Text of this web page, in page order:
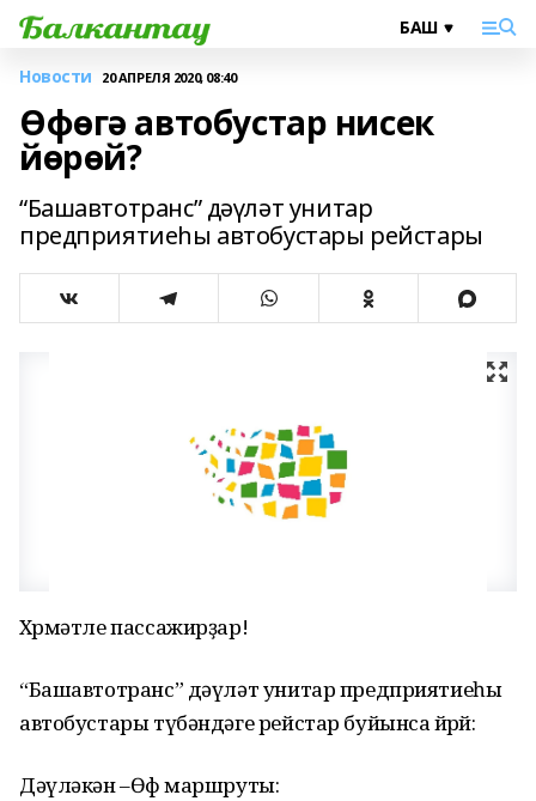
Новости 20 АПРЕЛЯ 2020, 08:40
Өфөгә автобустар нисек
йөрөй?
“Башавтотранс” дәүләт унитар
предприятиеһы автобустары рейстары
Хөрмәтле пассажирҙар!
“Башавтотранс” дәүләт унитар предприятиеһы
автобустары түбәндәге рейстар буйынса йөрөй:
Дәүләкән –Өфө маршруты: